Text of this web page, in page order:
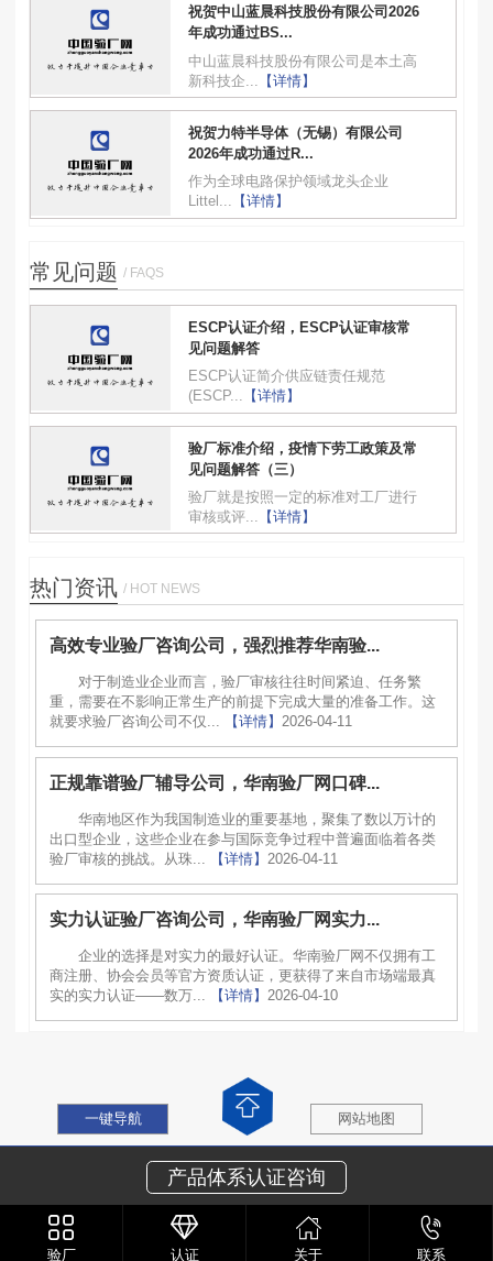
祝贺中山蓝晨科技股份有限公司2026
年成功通过BS...
中山蓝晨科技股份有限公司是本土高
新科技企...
【详情】
祝贺力特半导体（无锡）有限公司
2026年成功通过R...
作为全球电路保护领域龙头企业
Littel... 【详情】
常见问题 / FAQS
ESCP认证介绍，ESCP认证审核常
见问题解答
ESCP认证简介供应链责任规范
(ESCP... 【详情】
验厂标准介绍，疫情下劳工政策及常
见问题解答（三）
验厂就是按照一定的标准对工厂进行
审核或评... 【详情】
热门资讯 / HOT NEWS
高效专业验厂咨询公司，强烈推荐华南验...
对于制造业企业而言，验厂审核往往时间紧迫、任务繁
重，需要在不影响正常生产的前提下完成大量的准备工作。这
就要求验厂咨询公司不仅...
【详情】 2026-04-11
正规靠谱验厂辅导公司，华南验厂网口碑...
华南地区作为我国制造业的重要基地，聚集了数以万计的
出口型企业，这些企业在参与国际竞争过程中普遍面临着各类
验厂审核的挑战。从珠...
【详情】 2026-04-11
实力认证验厂咨询公司，华南验厂网实力...
企业的选择是对实力的最好认证。华南验厂网不仅拥有工
商注册、协会会员等官方资质认证，更获得了来自市场端最真
实的实力认证——数万...
【详情】 2026-04-10
产品体系认证咨询
一键导航 网站地图
验厂 认证 关于 联系